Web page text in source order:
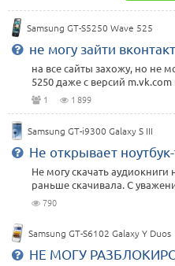
Samsung GT-S5250 Wave 525
не могу зайти вконтакт
на все сайты захожу, но не
5250 даже с версий
1 1 899
Samsung GT-i9300 Galaxy S III
Не открывает
Не могу скачать
раньше скачивала. С
790
Samsung GT-S6102 Galaxy Y Duos
НЕ МОГУ